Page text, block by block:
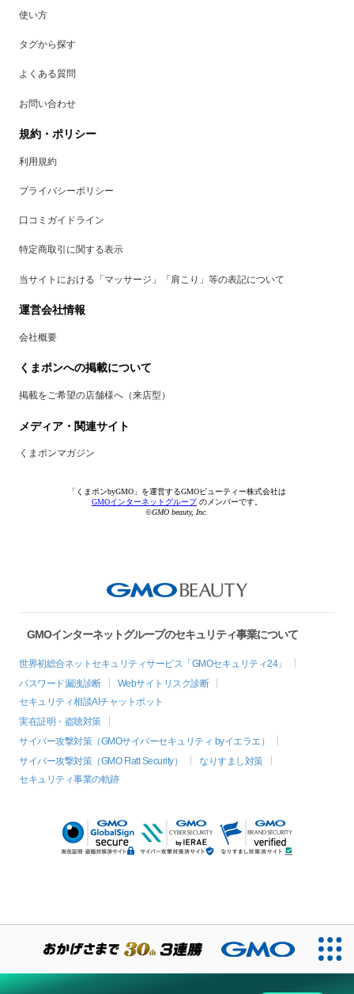
使い方
タグから探す
よくある質問
お問い合わせ
規約・ポリシー
利用規約
プライバシーポリシー
口コミガイドライン
特定商取引に関する表示
当サイトにおける「マッサージ」「肩こり」等の表記について
運営会社情報
会社概要
くまポンへの掲載について
掲載をご希望の店舗様へ（来店型）
メディア・関連サイト
くまポンマガジン
「くまポンbyGMO」を運営するGMOビューティー株式会社は
GMOインターネットグループのメンバーです。
©GMO beauty, Inc.
GMOインターネットグループのセキュリティ事業について
世界初総合ネットセキュリティサービス「GMOセキュリティ24」
パスワード漏洩診断
Webサイトリスク診断
セキュリティ相談AIチャットボット
実在証明・盗聴対策
サイバー攻撃対策（GMOサイバーセキュリティ byイエラエ）
サイバー攻撃対策（GMO Flatt Security）
なりすまし対策
セキュリティ事業の軌跡